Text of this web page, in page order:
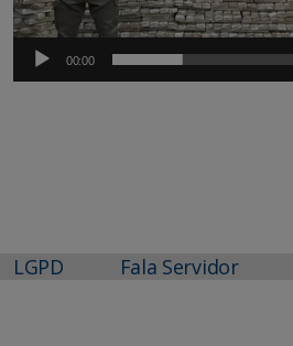
00:00
LGPD Fala Servidor